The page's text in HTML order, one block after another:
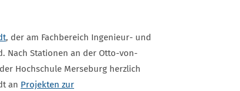
, der am Fachbereich Ingenieur- und
Nach Stationen an der Otto-von-
Hochschule Merseburg herzlich
an Projekten zur